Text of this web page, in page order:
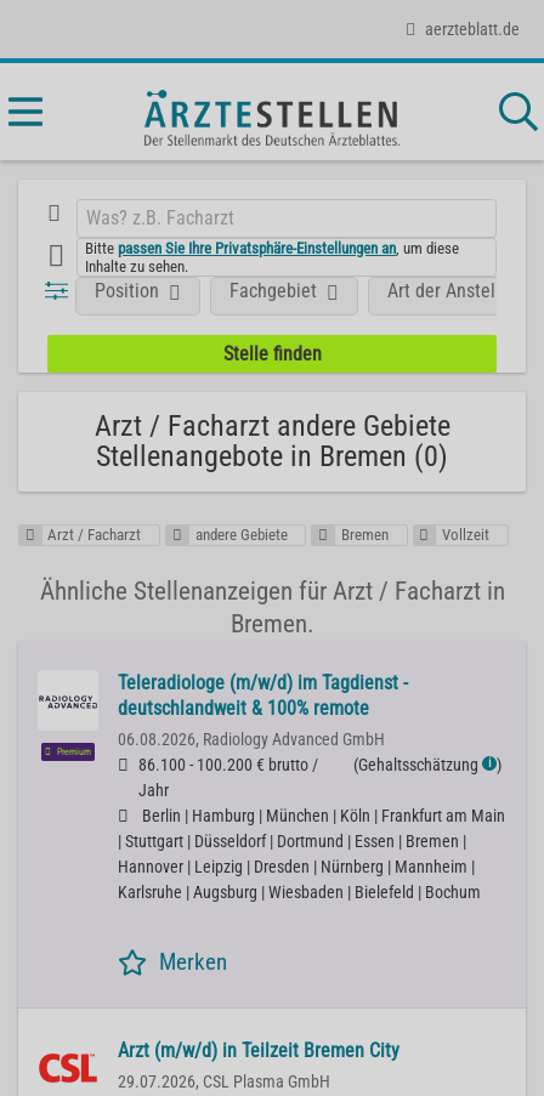
aerzteblatt.de
Bittepassen Sie Ihre Privatsphäre-Einstellungen an , um diese
Inhalte zu sehen.
Position Fachgebiet Art der Anstellung
Arzt / Facharzt andere Gebiete
Stellenangebote in Bremen (0)
Arzt / Facharzt andere Gebiete Bremen Vollzeit
Ähnliche Stellenanzeigen für Arzt / Facharzt in
Bremen.
Premium
Teleradiologe (m/w/d) im Tagdienst -
deutschlandweit & 100% remote
06.08.2026, Radiology Advanced GmbH
86.100 - 100.200 € brutto /
Jahr
(Gehaltsschätzung ℹ )
Berlin | Hamburg | München | Köln | Frankfurt am Main
| Stuttgart | Düsseldorf | Dortmund | Essen | Bremen |
Hannover | Leipzig | Dresden | Nürnberg | Mannheim |
Karlsruhe | Augsburg | Wiesbaden | Bielefeld | Bochum
Merken
Arzt (m/w/d) in Teilzeit Bremen City
29.07.2026, CSL Plasma GmbH